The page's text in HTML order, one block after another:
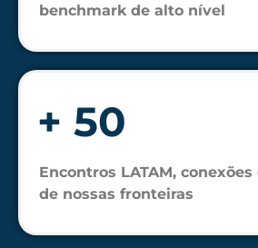
benchmark de alto nível
+ 50
Encontros LATAM,
de nossas fronteiras